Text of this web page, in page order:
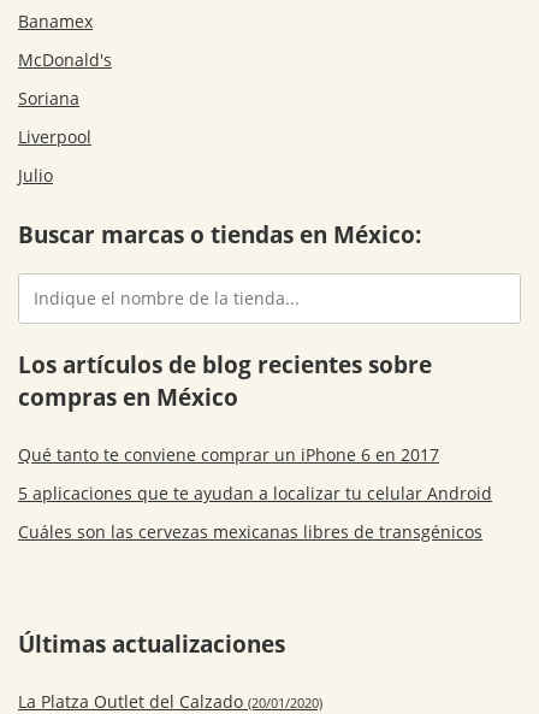
Banamex
McDonald's
Soriana
Liverpool
Julio
Buscar marcas o tiendas en México:
Los artículos de blog recientes sobre
compras en México
Qué tanto te conviene comprar un iPhone 6 en 2017
5 aplicaciones que te ayudan a localizar tu celular Android
Cuáles son las cervezas mexicanas libres de transgénicos
Últimas actualizaciones
La Platza Outlet del Calzado (20/01/2020)